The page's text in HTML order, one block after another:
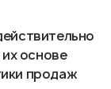
основе
продаж